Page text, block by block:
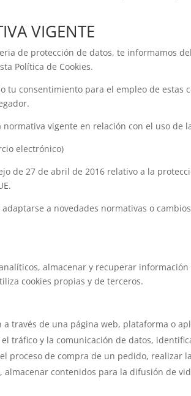
VIGENTE
de protección de datos, te informamos
Política de Cookies.
consentimiento para el empleo de estas
vigente en relación con el uso de
electrónico)
de 27 de abril de 2016 relativo a la
a novedades normativas o
almacenar y recuperar
cookies propias y de terceros.
través de una página web, plataforma o
tráfico y la comunicación de datos,
proceso de compra de un pedido, realizar
contenidos para la difusión de